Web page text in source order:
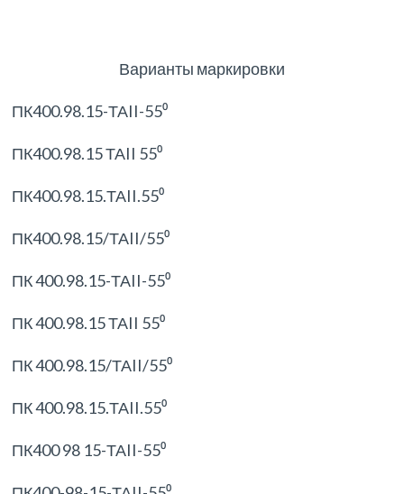
Варианты маркировки
ПК400.98.15-ТАII-55⁰
ПК400.98.15 ТАII 55⁰
ПК400.98.15.ТАII.55⁰
ПК400.98.15/ТАII/55⁰
ПК 400.98.15-ТАII-55⁰
ПК 400.98.15 ТАII 55⁰
ПК 400.98.15/ТАII/55⁰
ПК 400.98.15.ТАII.55⁰
ПК400 98 15-ТАII-55⁰